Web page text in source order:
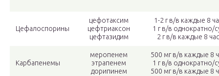
Цефалоспорины
цефотаксим
цефтриаксон
цефтазидим
1-2 г в/в каждые 8
1 г в/в однократно/
2 г в/в каждые 8
Карбапенемы
меропенем
этрапенем
дорипинем
500 мг в/в каждые 8
1 г в/в однократно/
500 мг в/в каждые 8